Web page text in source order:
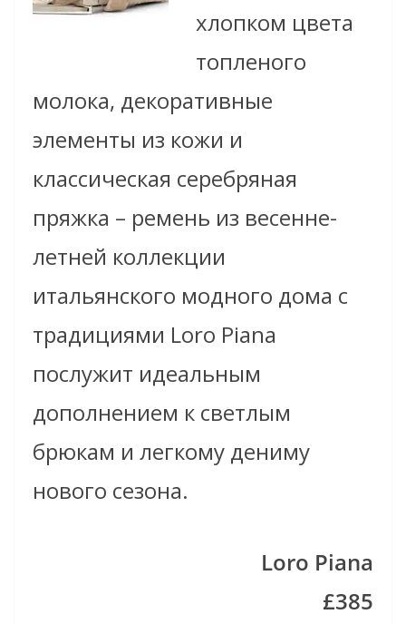
хлопком цвета
топленого
молока, декоративные
элементы из кожи и
классическая серебряная
пряжка – ремень из весенне-
летней коллекции
итальянского модного дома с
традициями Lоro Piana
послужит идеальным
дополнением к светлым
брюкам и легкому дениму
нового сезона.
Loro Piana
£385